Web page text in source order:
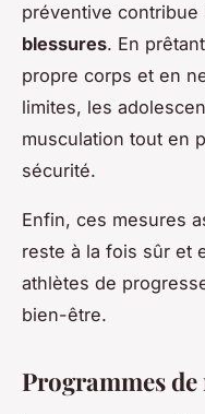
préventive contribue
blessures. En
propre corps et en
limites, les
musculation tout en
sécurité.
Enfin, ces mesures
reste à la fois sûr et
athlètes de
bien-être.
Programmes